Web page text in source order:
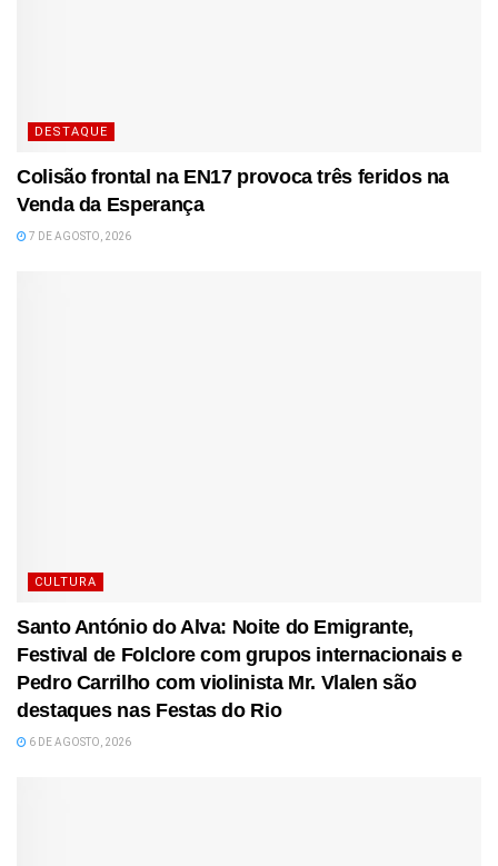
DESTAQUE
Colisão frontal na EN17 provoca três feridos na
Venda da Esperança
7 DE AGOSTO, 2026
CULTURA
Santo António do Alva: Noite do Emigrante,
Festival de Folclore com grupos internacionais e
Pedro Carrilho com violinista Mr. Vlalen são
destaques nas Festas do Rio
6 DE AGOSTO, 2026